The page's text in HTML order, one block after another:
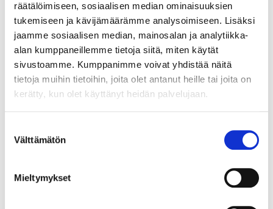
räätälöimiseen, sosiaalisen median ominaisuuksien
tukemiseen ja kävijämäärämme analysoimiseen. Lisäksi
jaamme sosiaalisen median, mainosalan ja analytiikka-
alan kumppaneillemme tietoja siitä, miten käytät
sivustoamme. Kumppanimme voivat yhdistää näitä
tietoja muihin tietoihin, joita olet antanut heille tai joita on
kerätty, kun olet käyttänyt heidän palvelujaan.
valinta
Välttämätön
Mieltymykset
Minimi toimituserä:
Liittyvät tuotteet
90292151
Grass Nova Pro -laatikon poikittaisjakajan päätypala. Väri